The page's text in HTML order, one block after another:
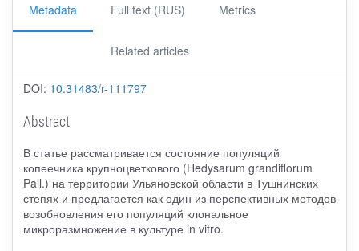
Metadata Full text (RUS) Metrics
Related articles
DOI: 10.31483/r-111797
Abstract
В статье рассматривается состояние популяций
копеечника крупноцветкового (Hedysarum grandiflorum
Pall.) на территории Ульяновской области в Тушнинских
степях и предлагается как один из перспективных методов
возобновления его популяций клональное
микроразмножение в культуре in vitro.